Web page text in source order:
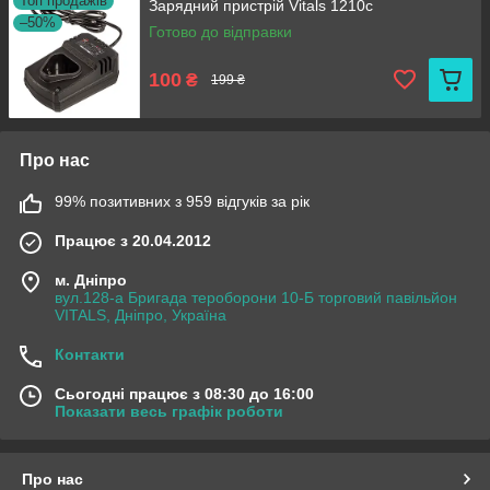
–50%
Зарядний пристрій Vitals 1210c
Готово до відправки
100 ₴ 199 ₴
Про нас
99% позитивних з 959 відгуків за рік
Працює з 20.04.2012
м. Дніпро
вул.128-а Бригада тероборони 10-Б торговий павільйон
VITALS, Дніпро, Україна
Контакти
Сьогодні працює з 08:30 до 16:00
Показати весь графік роботи
Про нас